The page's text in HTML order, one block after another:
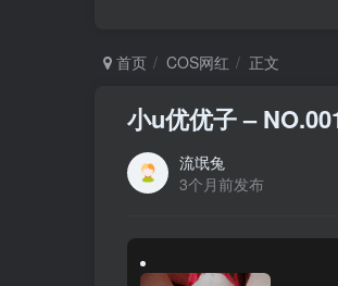
首页 COS网红 正文
小u优优子 –
流氓兔
3个月前发布